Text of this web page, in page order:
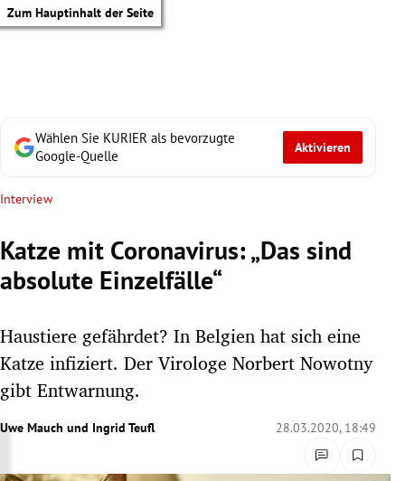
Zum Hauptinhalt der Seite
Untermenü
Untermenü
Wählen Sie KURIER als bevorzugte
Google-Quelle
Aktivieren
Interview
Katze mit Coronavirus: „Das sind
absolute Einzelfälle“
Haustiere gefährdet? In Belgien hat sich eine
Katze infiziert. Der Virologe Norbert Nowotny
gibt Entwarnung.
Uwe Mauch und Ingrid Teufl 28.03.2020, 18:49